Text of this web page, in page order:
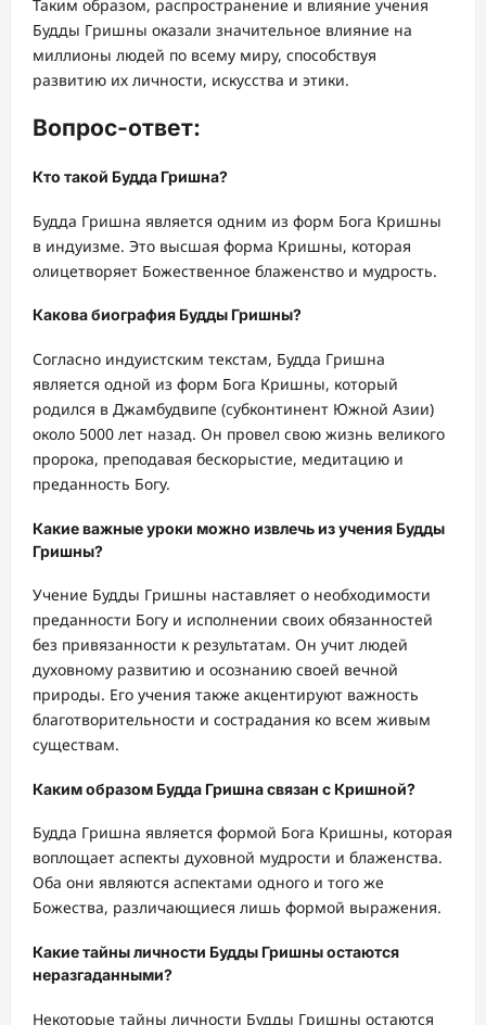
Таким образом, распространение и влияние учения
Будды Гришны оказали значительное влияние на
миллионы людей по всему миру, способствуя
развитию их личности, искусства и этики.
Вопрос-ответ:
Кто такой Будда Гришна?
Будда Гришна является одним из форм Бога Кришны
в индуизме. Это высшая форма Кришны, которая
олицетворяет Божественное блаженство и мудрость.
Какова биография Будды Гришны?
Согласно индуистским текстам, Будда Гришна
является одной из форм Бога Кришны, который
родился в Джамбудвипе (субконтинент Южной Азии)
около 5000 лет назад. Он провел свою жизнь великого
пророка, преподавая бескорыстие, медитацию и
преданность Богу.
Какие важные уроки можно извлечь из учения Будды
Гришны?
Учение Будды Гришны наставляет о необходимости
преданности Богу и исполнении своих обязанностей
без привязанности к результатам. Он учит людей
духовному развитию и осознанию своей вечной
природы. Его учения также акцентируют важность
благотворительности и сострадания ко всем живым
существам.
Каким образом Будда Гришна связан с Кришной?
Будда Гришна является формой Бога Кришны, которая
воплощает аспекты духовной мудрости и блаженства.
Оба они являются аспектами одного и того же
Божества, различающиеся лишь формой выражения.
Какие тайны личности Будды Гришны остаются
неразгаданными?
Некоторые тайны личности Будды Гришны остаются